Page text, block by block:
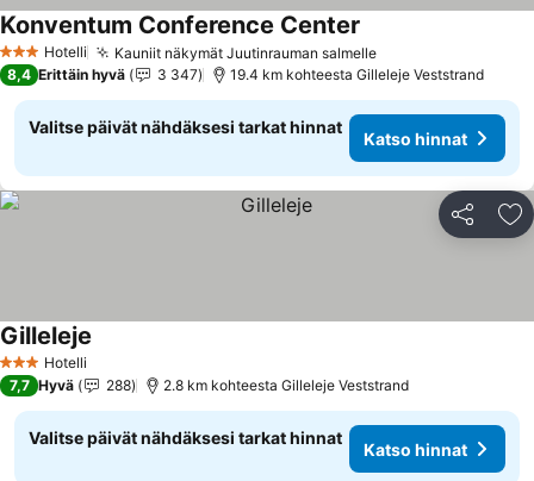
3 Tähtiluokitus
Hotelli Kauniit näkymät Juutinrauman salmelle
Konventum Conference Center
8,4 Erittäin hyvä 3 347 19.4 km kohteesta Gilleleje Veststrand
Valitse päivät nähdäksesi tarkat hinnat
Katso hinnat
Jaa
3 Tähtiluokitus
Hotelli
Gilleleje
7,7 Hyvä 288 2.8 km kohteesta Gilleleje Veststrand
Valitse päivät nähdäksesi tarkat hinnat
Katso hinnat